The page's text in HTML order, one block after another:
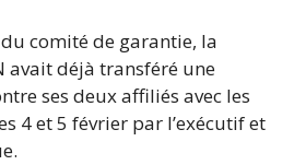
comité de garantie, la
avait déjà transféré une
ses deux affiliés avec les
4 et 5 février par l’exécutif et